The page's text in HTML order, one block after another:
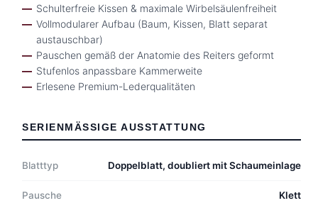
Schulterfreie Kissen & maximale Wirbelsäulenfreiheit
Vollmodularer Aufbau (Baum, Kissen, Blatt separat
austauschbar)
Pauschen gemäß der Anatomie des Reiters geformt
Stufenlos anpassbare Kammerweite
Erlesene Premium-Lederqualitäten
SERIENMÄSSIGE AUSSTATTUNG
Blatttyp Doppelblatt, doubliert mit Schaumeinlage
Pausche Klett